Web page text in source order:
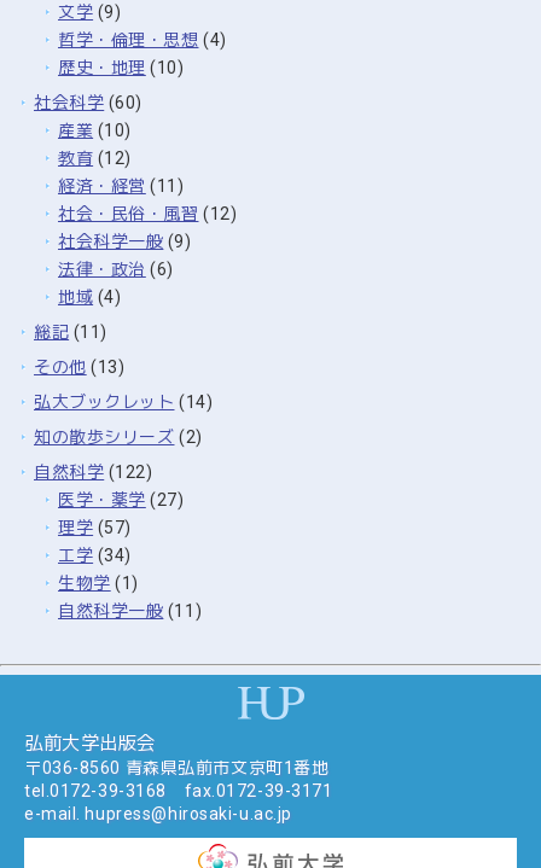
文学 (9)
哲学・倫理・思想 (4)
歴史・地理 (10)
社会科学 (60)
産業 (10)
教育 (12)
経済・経営 (11)
社会・民俗・風習 (12)
社会科学一般 (9)
法律・政治 (6)
地域 (4)
総記 (11)
その他 (13)
弘大ブックレット (14)
知の散歩シリーズ (2)
自然科学 (122)
医学・薬学 (27)
理学 (57)
工学 (34)
生物学 (1)
自然科学一般 (11)
弘前大学出版会
〒036-8560 青森県弘前市文京町1番地
tel.0172-39-3168
fax.0172-39-3171
e-mail. hupress@hirosaki-u.ac.jp